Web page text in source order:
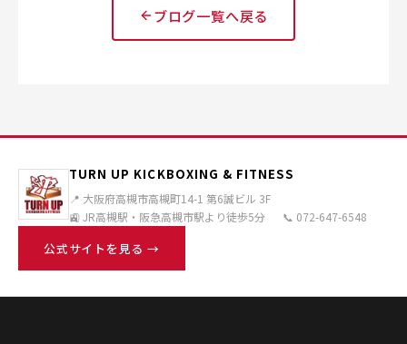
ブログ一覧へ戻る
TURN UP KICKBOXING & FITNESS
📍 大阪府高槻市高槻町14-1 第6誠ビル 3F
🚉 JR高槻駅・阪急高槻市駅より徒歩5分
📞 072-647-6548
公式サイトを見る →